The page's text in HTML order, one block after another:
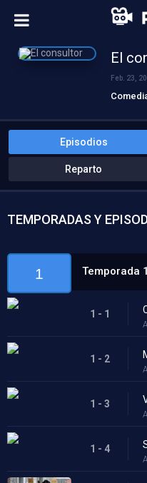
El
Feb. 23,
Episodios
Reparto
TEMPORADAS Y
1 Temporada 1
1 - 1
1 - 2
1 - 3
1 - 4